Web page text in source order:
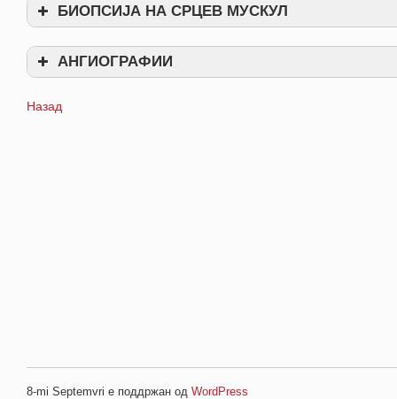
Анализирање на проблемите со срцевите клапни (валвули)
БИОПСИЈА НА СРЦЕВ МУСКУЛ
АНГИОГРАФИИ
Назад
8-mi Septemvri е поддржан од WordPress